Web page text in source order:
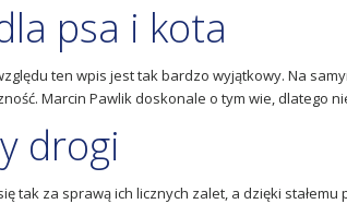
psa i kota
ten wpis jest tak bardzo wyjątkowy. Na
Marcin Pawlik doskonale o tym wie, dlatego
drogi
tak za sprawą ich licznych zalet, a dzięki